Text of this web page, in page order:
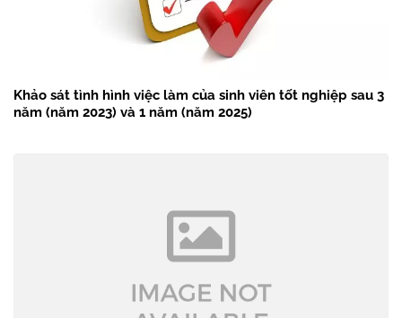
Khảo sát tình hình việc làm của sinh viên tốt nghiệp sau 3
năm (năm 2023) và 1 năm (năm 2025)